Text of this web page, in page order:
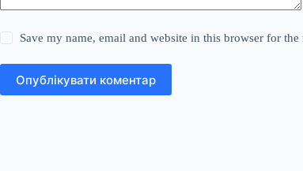
Save my name, email and website in this browser for
Опублікувати коментар